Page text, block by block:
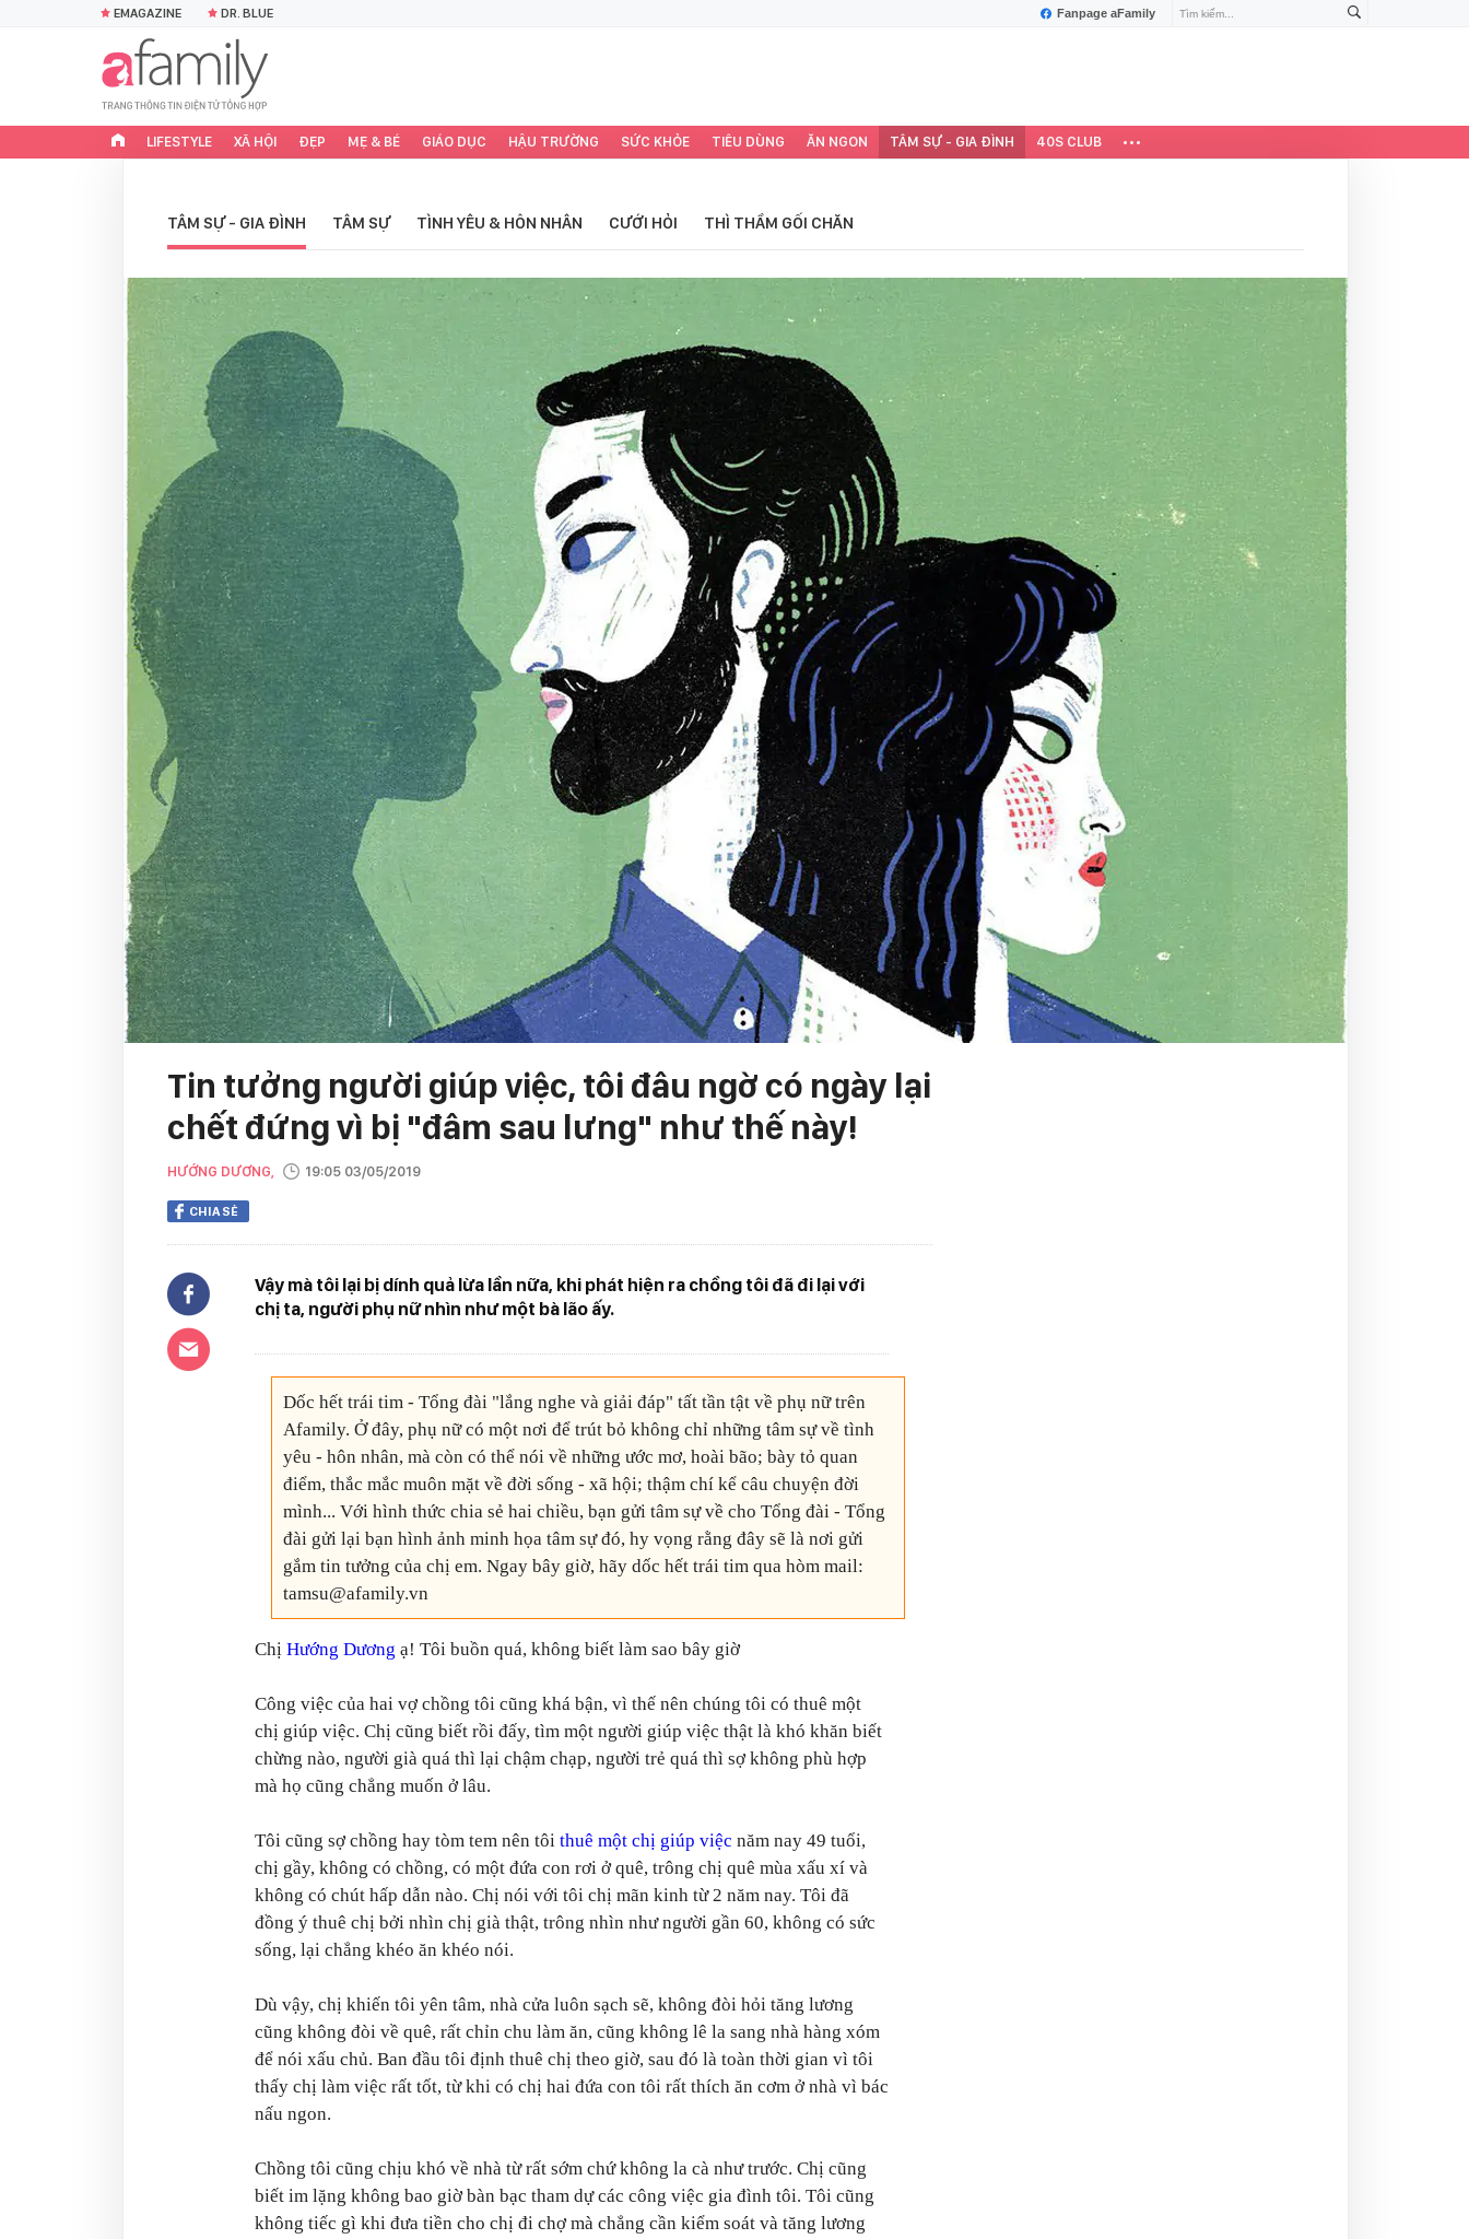
Fanpage aFamily
EMAGAZINE DR. BLUE
LIFESTYLE XÃ HỘI ĐẸP MẸ & BÉ GIÁO DỤC HẬU TRƯỜNG SỨC KHỎE TIÊU DÙNG ĂN NGON TÂM SỰ - GIA ĐÌNH 40S CLUB
TÂM SỰ - GIA ĐÌNH TÂM SỰ TÌNH YÊU & HÔN NHÂN CƯỚI HỎI THÌ THẦM GỐI CHĂN
Tin tưởng người giúp việc, tôi đâu ngờ có ngày lại
chết đứng vì bị "đâm sau lưng" như thế này!
HƯỚNG DƯƠNG, 19:05 03/05/2019
CHIA SẺ
Vậy mà tôi lại bị dính quả lừa lần nữa, khi phát hiện ra chồng tôi đã đi lại với
chị ta, người phụ nữ nhìn như một bà lão ấy.
Dốc hết trái tim - Tổng đài "lắng nghe và giải đáp" tất tần tật về phụ nữ trên
Afamily. Ở đây, phụ nữ có một nơi để trút bỏ không chỉ những tâm sự về tình
yêu - hôn nhân, mà còn có thể nói về những ước mơ, hoài bão; bày tỏ quan
điểm, thắc mắc muôn mặt về đời sống - xã hội; thậm chí kể câu chuyện đời
mình... Với hình thức chia sẻ hai chiều, bạn gửi tâm sự về cho Tổng đài - Tổng
đài gửi lại bạn hình ảnh minh họa tâm sự đó, hy vọng rằng đây sẽ là nơi gửi
gắm tin tưởng của chị em. Ngay bây giờ, hãy dốc hết trái tim qua hòm mail:
tamsu@afamily.vn
Chị Hướng Dương ạ! Tôi buồn quá, không biết làm sao bây giờ
Công việc của hai vợ chồng tôi cũng khá bận, vì thế nên chúng tôi có thuê một
chị giúp việc. Chị cũng biết rồi đấy, tìm một người giúp việc thật là khó khăn biết
chừng nào, người già quá thì lại chậm chạp, người trẻ quá thì sợ không phù hợp
mà họ cũng chẳng muốn ở lâu.
Tôi cũng sợ chồng hay tòm tem nên tôi thuê một chị giúp việc năm nay 49 tuổi,
chị gầy, không có chồng, có một đứa con rơi ở quê, trông chị quê mùa xấu xí và
không có chút hấp dẫn nào. Chị nói với tôi chị mãn kinh từ 2 năm nay. Tôi đã
đồng ý thuê chị bởi nhìn chị già thật, trông nhìn như người gần 60, không có sức
sống, lại chẳng khéo ăn khéo nói.
Dù vậy, chị khiến tôi yên tâm, nhà cửa luôn sạch sẽ, không đòi hỏi tăng lương
cũng không đòi về quê, rất chỉn chu làm ăn, cũng không lê la sang nhà hàng xóm
để nói xấu chủ. Ban đầu tôi định thuê chị theo giờ, sau đó là toàn thời gian vì tôi
thấy chị làm việc rất tốt, từ khi có chị hai đứa con tôi rất thích ăn cơm ở nhà vì bác
nấu ngon.
Chồng tôi cũng chịu khó về nhà từ rất sớm chứ không la cà như trước. Chị cũng
biết im lặng không bao giờ bàn bạc tham dự các công việc gia đình tôi. Tôi cũng
không tiếc gì khi đưa tiền cho chị đi chợ mà chẳng cần kiểm soát và tăng lương